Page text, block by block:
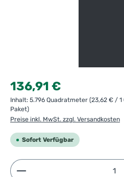
Regulärer Preis:
136,91 €
Inhalt: 5.796 Quadratmeter (23,62 € /
Paket)
Preise inkl. MwSt. zzgl. Versandkosten
Sofort Verfügbar
Produkt Anzahl: Gib den